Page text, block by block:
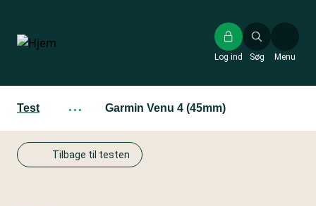
hovedindhold
Søg
Log ind Menu
Test ··· Garmin Venu 4 (45mm)
Tilbage til testen